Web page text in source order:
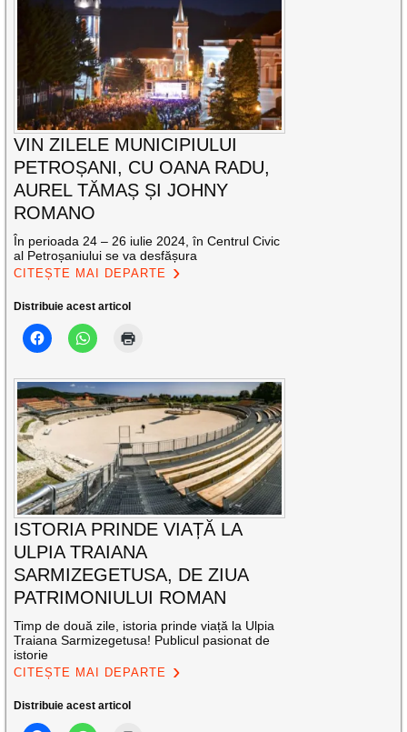
VIN ZILELE MUNICIPIULUI
PETROȘANI, CU OANA RADU,
AUREL TĂMAȘ ȘI JOHNY
ROMANO
În perioada 24 – 26 iulie 2024, în Centrul Civic
al Petroșaniului se va desfășura
CITEȘTE MAI DEPARTE
Distribuie acest articol
ISTORIA PRINDE VIAȚĂ LA
ULPIA TRAIANA
SARMIZEGETUSA, DE ZIUA
PATRIMONIULUI ROMAN
Timp de două zile, istoria prinde viață la Ulpia
Traiana Sarmizegetusa! Publicul pasionat de
istorie
CITEȘTE MAI DEPARTE
Distribuie acest articol